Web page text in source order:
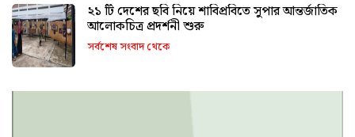
২১ টি দেশের ছবি নিয়ে শাবিপ্রবিতে সুপার আন্তর্জাতিক
আলোকচিত্র প্রদর্শনী শুরু
সর্বশেষ সংবাদ থেকে